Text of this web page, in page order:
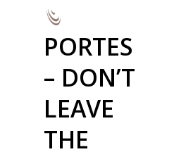
Hit enter to search or ESC to
Prémio Melhor
Cinema
EMILIO
PORTES
– DON’T
LEAVE
THE